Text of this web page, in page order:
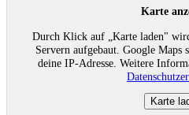
Karte
Durch Klick auf „Karte laden"
Servern aufgebaut. Google Maps
deine IP-Adresse. Weitere
Karte